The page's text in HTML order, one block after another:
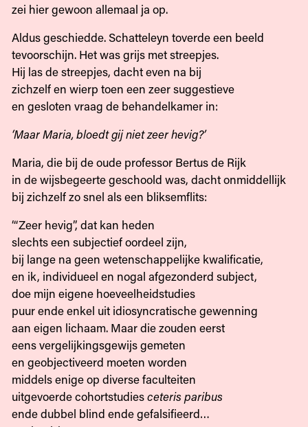
zei hier gewoon allemaal ja op.
Aldus geschiedde. Schatteleyn toverde een beeld
tevoorschijn. Het was grijs met streepjes.
Hij las de streepjes, dacht even na bij
zichzelf en wierp toen een zeer suggestieve
en gesloten vraag de behandelkamer in:
‘Maar Maria, bloedt gij niet zeer hevig?’
Maria, die bij de oude professor Bertus de Rijk
in de wijsbegeerte geschoold was, dacht onmiddellijk
bij zichzelf zo snel als een bliksemflits:
‘“Zeer hevig”, dat kan heden
slechts een subjectief oordeel zijn,
bij lange na geen wetenschappelijke kwalificatie,
en ik, individueel en nogal afgezonderd subject,
doe mijn eigene hoeveelheidstudies
puur ende enkel uit idiosyncratische gewenning
aan eigen lichaam. Maar die zouden eerst
eens vergelijkingsgewijs gemeten
en geobjectiveerd moeten worden
middels enige op diverse faculteiten
uitgevoerde cohortstudiesceteris paribus
ende dubbel blind ende gefalsifieerd…